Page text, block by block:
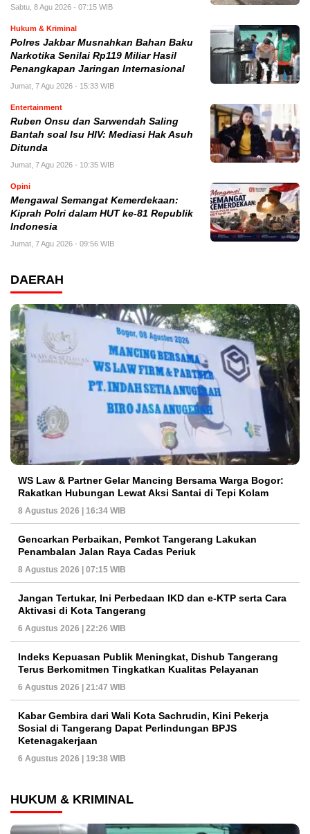
Sabtu, 8 Agu 2026 - 07:15 WIB
Hukum & Kriminal
Polres Jakbar Musnahkan Bahan Baku
Narkotika Senilai Rp119 Miliar Hasil
Penangkapan Jaringan Internasional
Jumat, 7 Agu 2026 - 15:33 WIB
Entertainment
Ruben Onsu dan Sarwendah Saling
Bantah soal Isu HIV: Mediasi Hak Asuh
Ditunda
Jumat, 7 Agu 2026 - 10:35 WIB
Opini
Mengawal Semangat Kemerdekaan:
Kiprah Polri dalam HUT ke-81 Republik
Indonesia
Jumat, 7 Agu 2026 - 09:56 WIB
DAERAH
WS Law & Partner Gelar Mancing Bersama Warga Bogor:
Rakatkan Hubungan Lewat Aksi Santai di Tepi Kolam
8 Agustus 2026 | 16:34 WIB
Gencarkan Perbaikan, Pemkot Tangerang Lakukan
Penambalan Jalan Raya Cadas Periuk
8 Agustus 2026 | 07:15 WIB
Jangan Tertukar, Ini Perbedaan IKD dan e-KTP serta Cara
Aktivasi di Kota Tangerang
6 Agustus 2026 | 22:26 WIB
Indeks Kepuasan Publik Meningkat, Dishub Tangerang
Terus Berkomitmen Tingkatkan Kualitas Pelayanan
6 Agustus 2026 | 21:47 WIB
Kabar Gembira dari Wali Kota Sachrudin, Kini Pekerja
Sosial di Tangerang Dapat Perlindungan BPJS
Ketenagakerjaan
6 Agustus 2026 | 19:38 WIB
HUKUM & KRIMINAL